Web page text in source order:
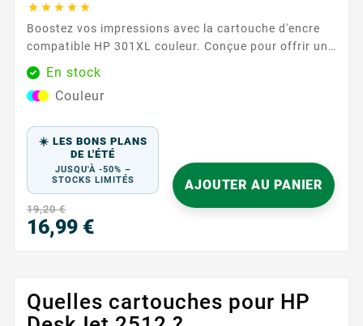
    
Boostez vos impressions avec la cartouche d'encre
compatible HP 301XL couleur. Conçue pour offrir une
qualité d'impression exceptionnelle, cette cartouche
est idéale pour tous vos besoins d'impression, qu'il
s'agisse de documents professionnels ou de photos
Cyan, Magenta, Jaune ...
En stock
Couleur
☀️ LES BONS PLANS
DE L'ÉTÉ
JUSQU'À -50% –
STOCKS LIMITÉS
19,20 €
16,99 €
AJOUTER AU PANIER
Quelles cartouches pour HP